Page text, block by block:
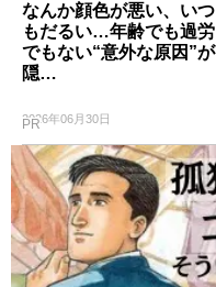
なんか顔色が悪い、いつ
もだるい…年齢でも過労
でもない“意外な原因”が
隠…
2026年06月30日
PR